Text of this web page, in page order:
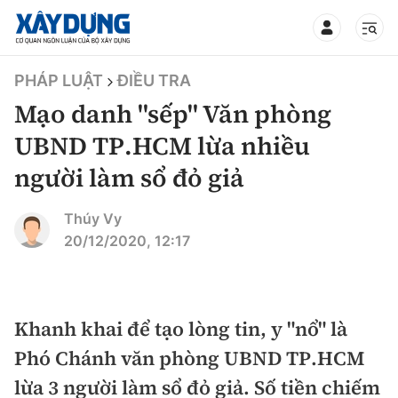
TIN BỘ XÂY DỰNG
CHUYÊN MỤC
Mới nhất
Chính trị
Xã hội
Xây dựng
Chỉ đạo điều hành
Giao thông
PHÁP LUẬT ĐIỀU TRA
Mạo danh "sếp" Văn phòng
UBND TP.HCM lừa nhiều
người làm sổ đỏ giả
Thúy Vy
20/12/2020, 12:17
Khanh khai để tạo lòng tin, y "nổ" là
Phó Chánh văn phòng UBND TP.HCM
lừa 3 người làm sổ đỏ giả. Số tiền chiếm